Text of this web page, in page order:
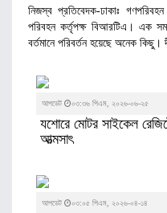
নিজস্ব প্রতিবেদক-ঢাকাঃ গণপরিবহন
পরিবহন কর্তৃপক্ষ বিআরটিএ। এক
বর্তমানে পরিবর্তন হয়েছে অনেক
আপডেট ০৩:৩৬ পিএম, ২০২৬-০৬-২৫
যশোরে মোটর সাইকেল
আত্মসাৎ
আপডেট ০৩:০৫ পিএম, ২০২৬-০৪-১৪